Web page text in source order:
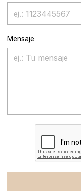
Mensaje